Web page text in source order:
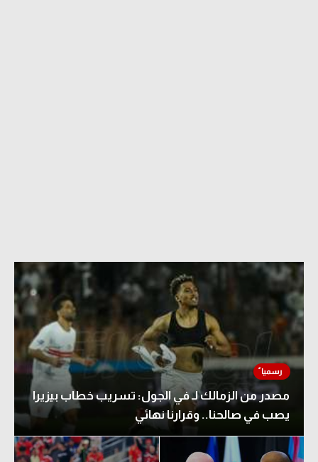
مصدر من الزمالك لـ في الجول: تسريب خطاب بيزيرا
يصب في صالحنا.. وقرارنا نهائي